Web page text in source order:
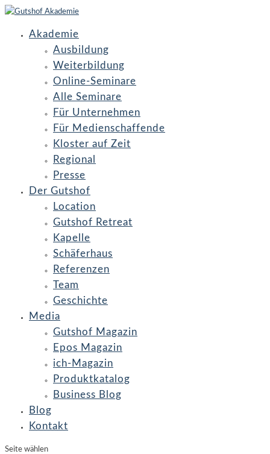
Akademie
Ausbildung
Weiterbildung
Online-Seminare
Alle Seminare
Für Unternehmen
Für Medienschaffende
Kloster auf Zeit
Regional
Presse
Der Gutshof
Location
Gutshof Retreat
Kapelle
Schäferhaus
Referenzen
Team
Geschichte
Media
Gutshof Magazin
Epos Magazin
ich-Magazin
Produktkatalog
Business Blog
Blog
Kontakt
Seite wählen